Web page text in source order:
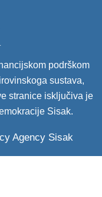
podrškom
sustava,
stranice isključiva je
Sisak.
Agency Sisak